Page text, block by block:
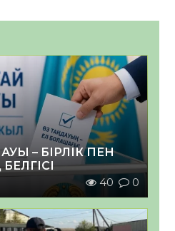
– БІРЛІК ПЕН
40 0